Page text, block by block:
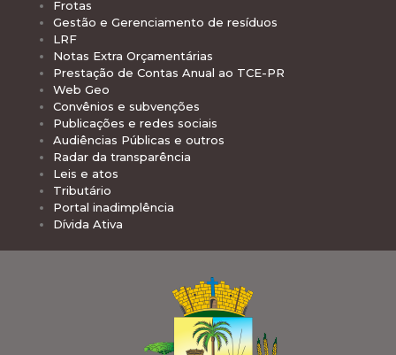
Frotas
Gestão e Gerenciamento de resíduos
LRF
Notas Extra Orçamentárias
Prestação de Contas Anual ao TCE-PR
Web Geo
Convênios e subvenções
Publicações e redes sociais
Audiências Públicas e outros
Radar da transparência
Leis e atos
Tributário
Portal inadimplência
Dívida Ativa